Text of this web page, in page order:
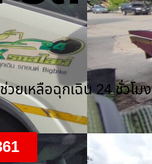
ยเหลือฉุกเฉิน 24 ชั่วโมง